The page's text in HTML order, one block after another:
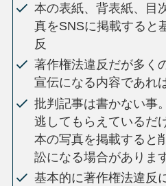
本の表紙、背表紙、目
真をSNSに掲載すると
反
著作権法違反だが多く
宣伝になる内容であれ
批判記事は書かない事
逃してもらえているだ
本の写真を掲載すると
訟になる場合がありま
基本的に著作権法違反